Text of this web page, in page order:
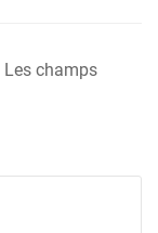
Les champs